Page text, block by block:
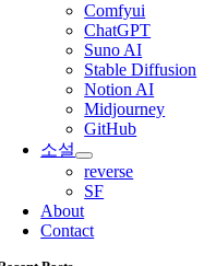
Comfyui
ChatGPT
Suno AI
Stable Diffusion
Notion AI
Midjourney
GitHub
소설
reverse
SF
About
Contact